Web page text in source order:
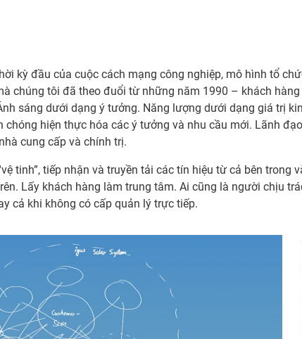
kỳ đầu của cuộc cách mạng công nghiệp, mô hình tổ
chúng tôi đã theo đuổi từ những năm 1990 – khách
sáng dưới dạng ý tưởng. Năng lượng dưới dạng giá trị
hiện thực hóa các ý tưởng và nhu cầu mới. Lãnh
cung cấp và chính trị.
tinh”, tiếp nhận và truyền tải các tín hiệu từ cả bên
Lấy khách hàng làm trung tâm. Ai cũng là người chịu
cả khi không có cấp quản lý trực tiếp.